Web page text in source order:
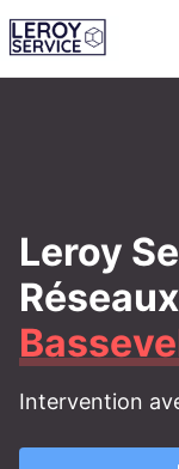
Leroy
Intervention